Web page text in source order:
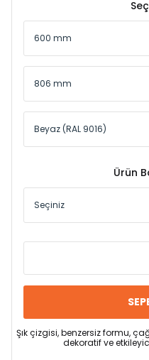
Ürün
Şık çizgisi, benzersiz formu,
dekoratif ve